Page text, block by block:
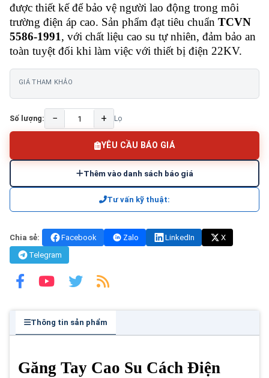
được thiết kế để bảo vệ người lao động trong môi
trường điện áp cao. Sản phẩm đạt tiêu chuẩn TCVN
5586-1991, với chất liệu cao su tự nhiên, đảm bảo an
toàn tuyệt đối khi làm việc với thiết bị điện 22KV.
GIÁ THAM KHẢO
Số lượng: − + Lọ
YÊU CẦU BÁO GIÁ
Thêm vào danh sách báo giá
Tư vấn kỹ thuật:
Chia sẻ: Facebook Zalo LinkedIn
X
Telegram
Thông tin sản phẩm
Găng Tay Cao Su Cách Điện